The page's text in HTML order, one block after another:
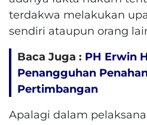
terdakwa melakukan
sendiri ataupun orang
Baca Juga : PH Erwin
Penangguhan
Pertimbangan
Apalagi dalam